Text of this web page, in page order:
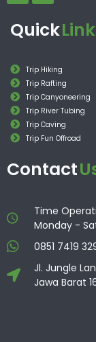
QuickLink
Trip Hiking
Trip Rafting
Trip Canyoneering
Trip River Tubing
Trip Caving
Trip Fun Offroad
Contact
Time
Monday -
0851 7419
Jl. Jungle
Jawa Barat